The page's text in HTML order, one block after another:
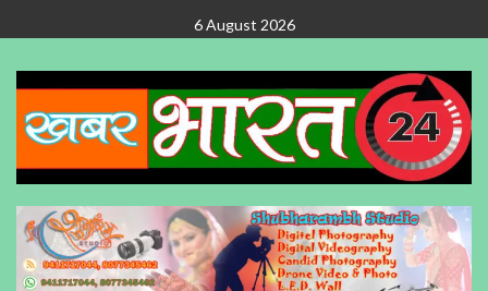
to
content
6 August 2026